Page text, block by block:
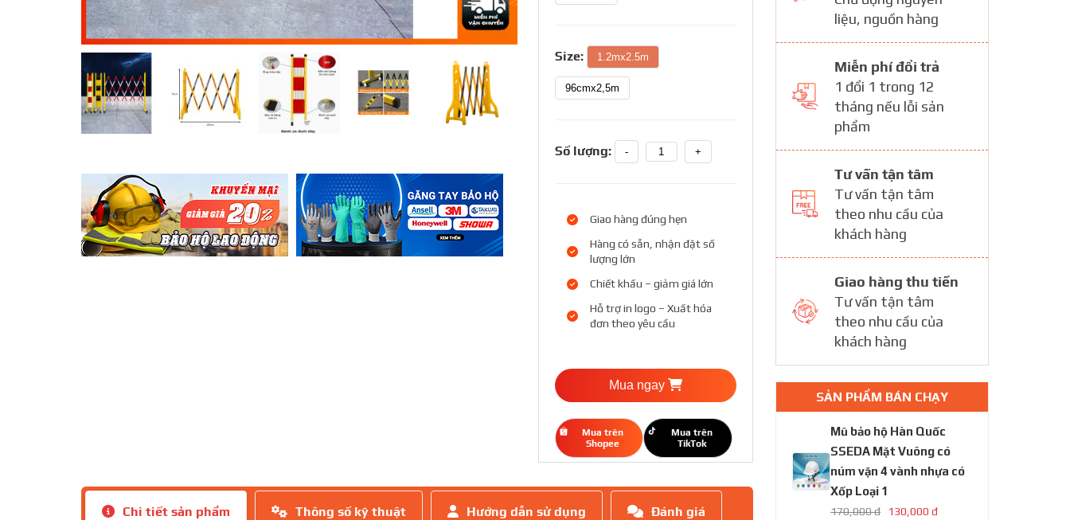
Size: 1.2mx2.5m
96cmx2,5m
Số lượng: - +
Giao hàng đúng hẹn
Hàng có sẵn, nhận đặt số
lượng lớn
Chiết khấu – giảm giá lớn
Hỗ trợ in logo – Xuất hóa
đơn theo yêu cầu
Mua ngay
Mua trên
Shopee
Mua trên
TikTok
Chi tiết sản phẩm Thông số kỹ thuật Hướng dẫn sử dụng Đánh giá
liệu, nguồn hàng
Miễn phí đổi trả
1 đổi 1 trong 12
tháng nếu lỗi sản
phẩm
Tư vấn tận tâm
Tư vấn tận tâm
theo nhu cầu của
khách hàng
Giao hàng thu tiền
Tư vấn tận tâm
theo nhu cầu của
khách hàng
SẢN PHẨM BÁN CHẠY
Mũ bảo hộ Hàn Quốc
SSEDA Mặt Vuông có
núm vặn 4 vành nhựa có
Xốp Loại 1
170,000 đ 130,000 đ